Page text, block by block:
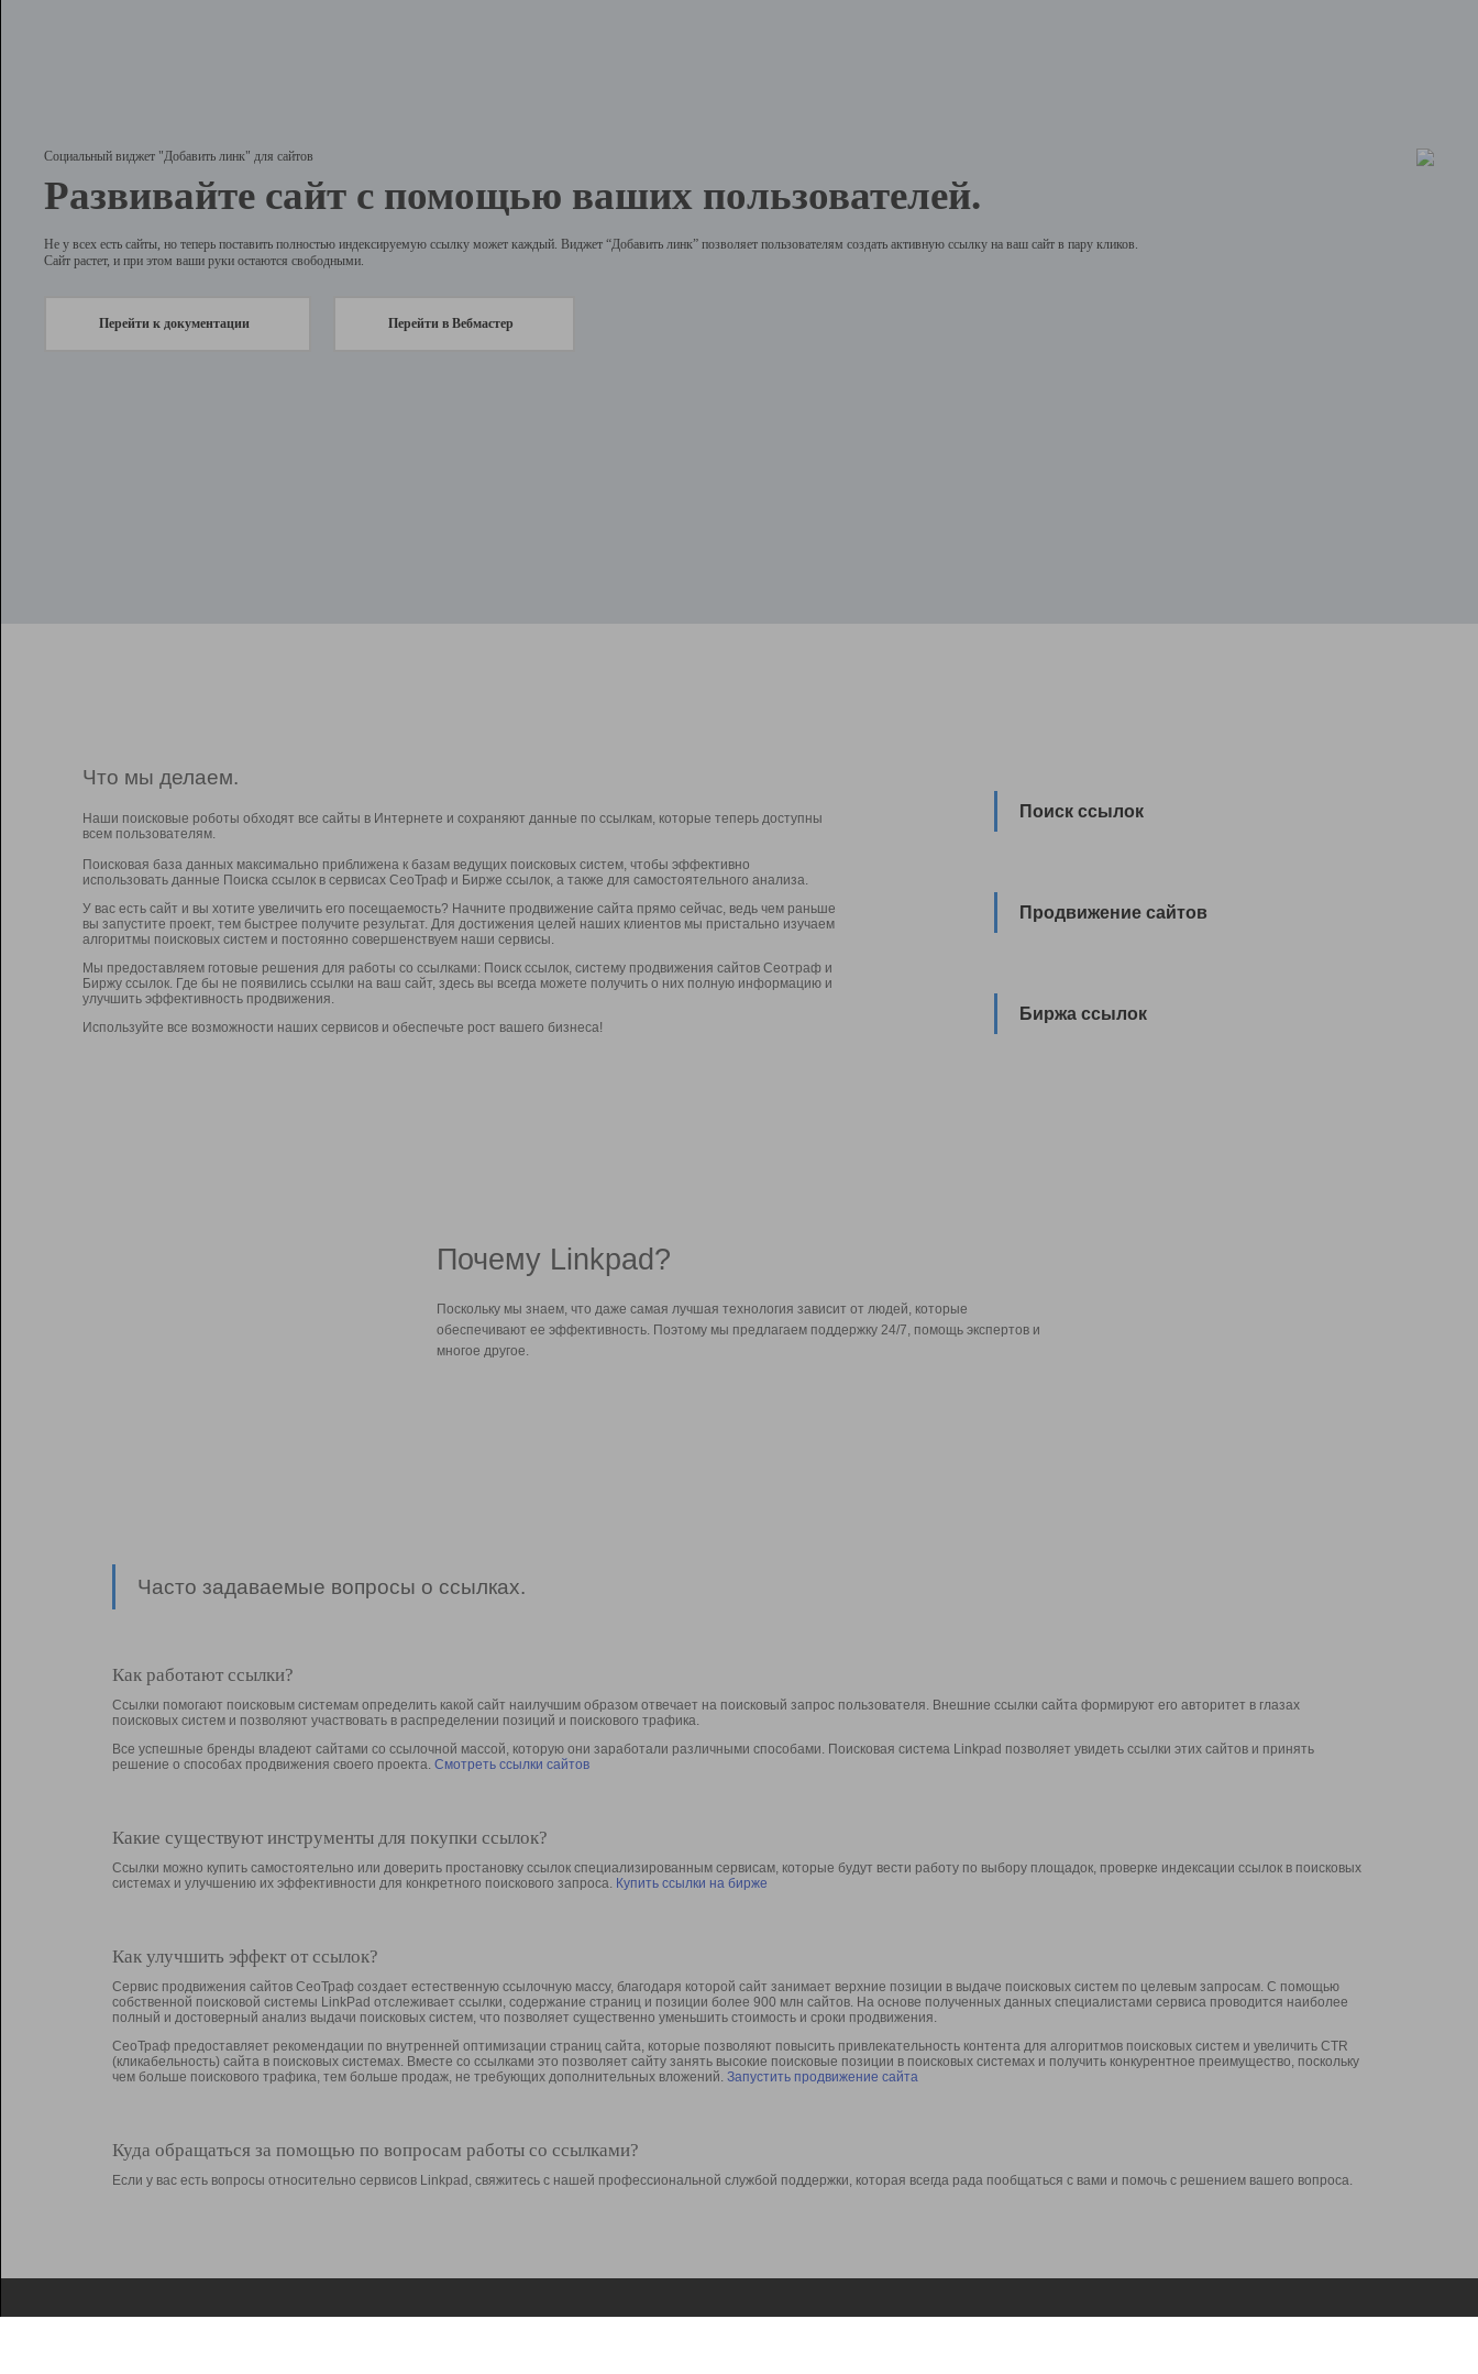
Социальный виджет "Добавить линк" для сайтов
Развивайте сайт с помощью ваших пользователей.
Не у всех есть сайты, но теперь поставить полностью индексируемую ссылку может каждый. Виджет “Добавить линк” позволяет пользователям создать активную ссылку на ваш сайт в пару кликов.
Сайт растет, и при этом ваши руки остаются свободными.
Перейти к документации Перейти в Вебмастер
Что мы делаем.
Наши поисковые роботы обходят все сайты в Интернете и сохраняют данные по ссылкам, которые теперь доступны
всем пользователям.
Поисковая база данных максимально приближена к базам ведущих поисковых систем, чтобы эффективно
использовать данные Поиска ссылок в сервисах СеоТраф и Бирже ссылок, а также для самостоятельного анализа.
У вас есть сайт и вы хотите увеличить его посещаемость? Начните продвижение сайта прямо сейчас, ведь чем раньше
вы запустите проект, тем быстрее получите результат. Для достижения целей наших клиентов мы пристально изучаем
алгоритмы поисковых систем и постоянно совершенствуем наши сервисы.
Мы предоставляем готовые решения для работы со ссылками: Поиск ссылок, систему продвижения сайтов Сеотраф и
Биржу ссылок. Где бы не появились ссылки на ваш сайт, здесь вы всегда можете получить о них полную информацию и
улучшить эффективность продвижения.
Используйте все возможности наших сервисов и обеспечьте рост вашего бизнеса!
Поиск ссылок
Продвижение сайтов
Биржа ссылок
Почему Linkpad?
Поскольку мы знаем, что даже самая лучшая технология зависит от людей, которые
обеспечивают ее эффективность. Поэтому мы предлагаем поддержку 24/7, помощь экспертов и
многое другое.
Часто задаваемые вопросы о ссылках.
Как работают ссылки?
Ссылки помогают поисковым системам определить какой сайт наилучшим образом отвечает на поисковый запрос пользователя. Внешние ссылки сайта формируют его авторитет в глазах
поисковых систем и позволяют участвовать в раcпределении позиций и поискового трафика.
Все успешные бренды владеют сайтами со ссылочной массой, которую они заработали различными способами. Поисковая система Linkpad позволяет увидеть ссылки этих сайтов и принять
решение о способах продвижения своего проекта. Смотреть ссылки сайтов
Какие существуют инструменты для покупки ссылок?
Ссылки можно купить самостоятельно или доверить простановку ссылок специализированным сервисам, которые будут вести работу по выбору площадок, проверке индексации ссылок в поисковых
системах и улучшению их эффективности для конкретного поискового запроса. Купить ссылки на бирже
Как улучшить эффект от ссылок?
Сервис продвижения сайтов СеоТраф создает естественную ссылочную массу, благодаря которой сайт занимает верхние позиции в выдаче поисковых систем по целевым запросам. С помощью
собственной поисковой системы LinkPad отслеживает ссылки, содержание страниц и позиции более 900 млн сайтов. На основе полученных данных специалистами сервиса проводится наиболее
полный и достоверный анализ выдачи поисковых систем, что позволяет существенно уменьшить стоимость и сроки продвижения.
СеоТраф предоставляет рекомендации по внутренней оптимизации страниц сайта, которые позволяют повысить привлекательность контента для алгоритмов поисковых систем и увеличить CTR
(кликабельность) сайта в поисковых системах. Вместе со ссылками это позволяет сайту занять высокие поисковые позиции в поисковых системах и получить конкурентное преимущество, поскольку
чем больше поискового трафика, тем больше продаж, не требующих дополнительных вложений. Запустить продвижение сайта
Куда обращаться за помощью по вопросам работы со ссылками?
Если у вас есть вопросы относительно сервисов Linkpad, свяжитесь с нашей профессиональной службой поддержки, которая всегда рада пообщаться с вами и помочь с решением вашего вопроса.